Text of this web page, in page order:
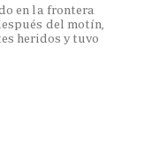
en la frontera
del motín,
heridos y tuvo